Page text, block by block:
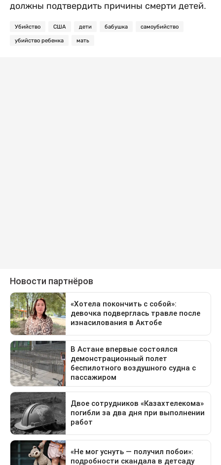
должны подтвердить причины смерти детей.
Убийство США дети бабушка самоубийство
убийство ребенка мать